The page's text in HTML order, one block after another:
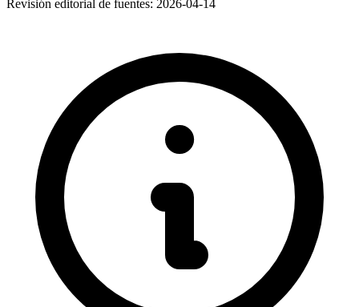
Revisión editorial de fuentes: 2026-04-14